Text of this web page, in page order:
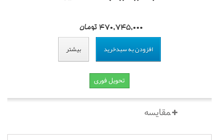
470,745,000 تومان
افزودن به سبدخرید بیشتر
تحویل فوری